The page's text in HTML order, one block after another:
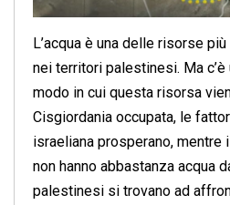
L’acqua è una delle risorse
nei territori palestinesi. Ma
modo in cui questa risorsa
Cisgiordania occupata, le
israeliana prosperano,
non hanno abbastanza acqua
palestinesi si trovano ad